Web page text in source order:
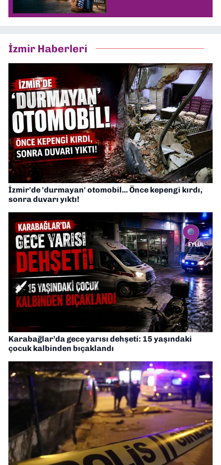
İzmir Haberleri
İzmir'de 'durmayan' otomobil... Önce kepengi kırdı,
sonra duvarı yıktı!
Karabağlar’da gece yarısı dehşeti: 15 yaşındaki
çocuk kalbinden bıçaklandı